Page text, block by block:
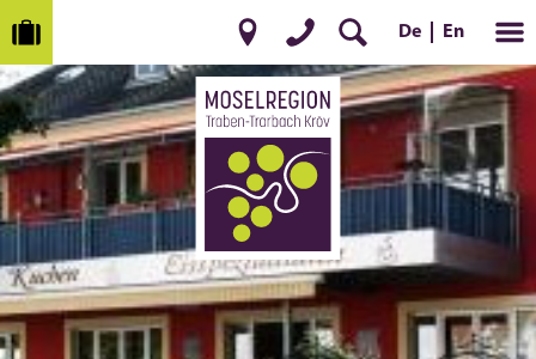
De En